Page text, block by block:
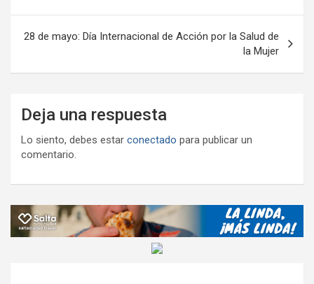
entradas
28 de mayo: Día Internacional de Acción por la Salud de
la Mujer
Deja una respuesta
Lo siento, debes estar conectado para publicar un
comentario.